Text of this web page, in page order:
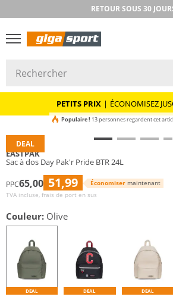
RETOUR SOUS 30
PETITS PRIX | ÉCONOMISEZ
DEAL
Populaire ! 13 personnes regardent cet
EASTPAK
Sac à dos Day Pak'r Pride BTR 24L
PPC65,00 51,99 Économiser maintenant
TVA incluse, frais de port en sus
Couleur: Olive
DEAL DEAL DEAL